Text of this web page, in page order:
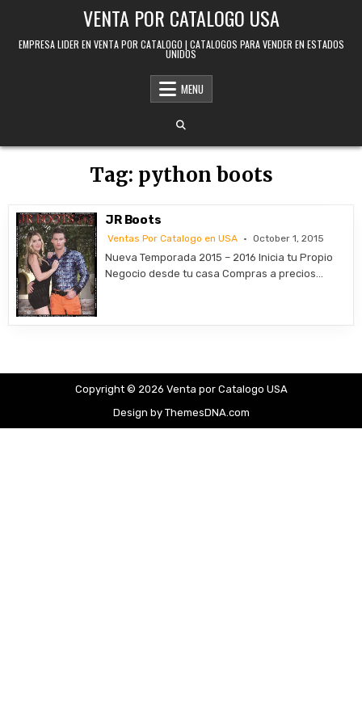
VENTA POR CATALOGO USA
EMPRESA LIDER EN VENTA POR CATALOGO | CATALOGOS PARA VENDER EN ESTADOS
UNIDOS
MENU
Tag: python boots
JR Boots
Ventas Por Catalogo en USA October 1, 2015
Nueva Temporada 2015 – 2016 Inicia tu Propio
Negocio desde tu casa Compras a precios…
Copyright © 2026 Venta por Catalogo USA
Design by ThemesDNA.com